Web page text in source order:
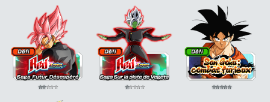
⭐⭐⭐⭐⭐ ⭐⭐⭐⭐⭐ ⭐⭐⭐⭐⭐